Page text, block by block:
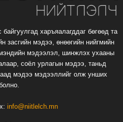
харъяалагддаг бөгөөд та
засгийн мэдээ, өнөөгийн нийгмийн
мэдээлэл, шинжлэх ухааны
соёл урлагын мэдээ, таньд
мэдээ мэдээллийг олж унших
info@niitlelch.mn